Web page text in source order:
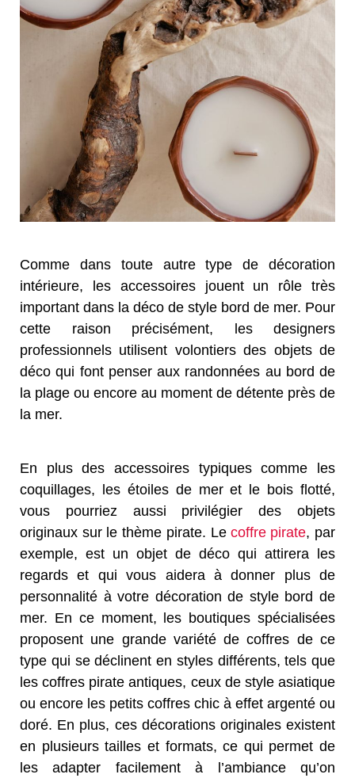
Comme dans toute autre type de décoration
intérieure, les accessoires jouent un rôle très
important dans la déco de style bord de mer. Pour
cette raison précisément, les designers
professionnels utilisent volontiers des objets de
déco qui font penser aux randonnées au bord de
la plage ou encore au moment de détente près de
la mer.
En plus des accessoires typiques comme les
coquillages, les étoiles de mer et le bois flotté,
vous pourriez aussi privilégier des objets
originaux sur le thème pirate. Lecoffre pirate, par
exemple, est un objet de déco qui attirera les
regards et qui vous aidera à donner plus de
personnalité à votre décoration de style bord de
mer. En ce moment, les boutiques spécialisées
proposent une grande variété de coffres de ce
type qui se déclinent en styles différents, tels que
les coffres pirate antiques, ceux de style asiatique
ou encore les petits coffres chic à effet argenté ou
doré. En plus, ces décorations originales existent
en plusieurs tailles et formats, ce qui permet de
les adapter facilement à l’ambiance qu’on